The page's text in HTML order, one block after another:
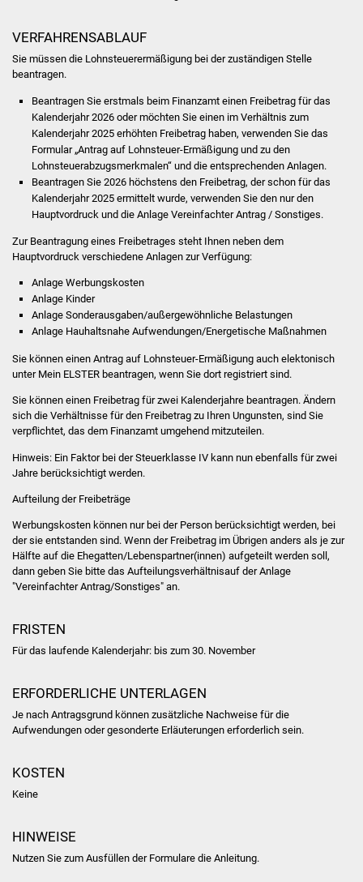
Einrichtungen
Hallenbad
Stadtbücherei
Stadtarchiv
Bürgerhaus
Vereine und Parteien
Selbsteintrag Vereine
Beirat Süßener Vereine
Tourismus
Erlebnisregion
Industriekultur
Lebenslagen
Senioren
Seniorenwohn- und
VERFAHRENSABLAUF
Sie müssen die Lohnsteuerermäßigung bei der zuständigen Stelle
beantragen.
Beantragen Sie erstmals beim Finanzamt einen Freibetrag für das
Kalenderjahr 2026 oder möchten Sie einen im Verhältnis zum
Kalenderjahr2025 erhöhten Freibetrag haben, verwenden Sie das
Formular „Antrag auf Lohnsteuer-Ermäßigung und zu den
Lohnsteuerabzugsmerkmalen“ und die entsprechenden Anlagen.
Beantragen Sie 2026 höchstens den Freibetrag, der schon für das
Kalenderjahr2025ermittelt wurde, verwenden Sie den nur den
Hauptvordruck und die Anlage Vereinfachter Antrag / Sonstiges.
Zur Beantragung eines Freibetrages steht Ihnen neben dem
Hauptvordruck verschiedene Anlagen zur Verfügung:
Anlage Werbungskosten
Anlage Kinder
Anlage Sonderausgaben/außergewöhnliche Belastungen
Anlage Hauhaltsnahe Aufwendungen/Energetische Maßnahmen
Sie können einen Antrag auf Lohnsteuer-Ermäßigung auch elektonisch
unter Mein ELSTER beantragen, wenn Sie dort registriert sind.
Sie können einen Freibetrag für zwei Kalenderjahre beantragen. Ändern
sich die Verhältnisse für den Freibetrag zu Ihren Ungunsten, sind Sie
verpflichtet, das dem Finanzamt umgehend mitzuteilen.
Hinweis: Ein Faktor bei der Steuerklasse IV kannnun ebenfalls für zwei
Jahre berücksichtigt werden.
Aufteilung der Freibeträge
Werbungskosten können nur bei der Person berücksichtigt werden, bei
der sie entstanden sind. Wenn der Freibetrag im Übrigen anders als je zur
Hälfte auf die Ehegatten/Lebenspartner(innen) aufgeteilt werden soll,
dann geben Sie bitte das Aufteilungsverhältnisauf der Anlage
"Vereinfachter Antrag/Sonstiges" an.
FRISTEN
Für das laufende Kalenderjahr: bis zum 30. November
ERFORDERLICHE UNTERLAGEN
Je nach Antragsgrund können zusätzliche Nachweise für die
Aufwendungen oder gesonderte Erläuterungen erforderlich sein.
KOSTEN
Keine
HINWEISE
Nutzen Sie zum Ausfüllen der Formulare die Anleitung.